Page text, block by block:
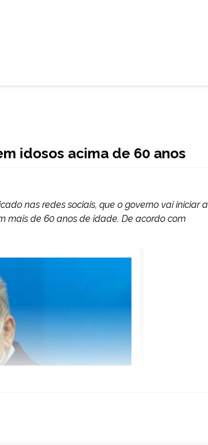
idosos acima de 60 anos
nas redes sociais, que o governo vai iniciar a
mais de 60 anos de idade. De acordo com